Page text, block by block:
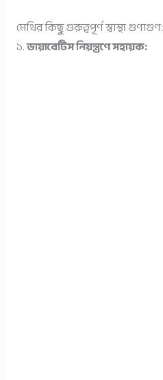
মেথির কিছু গুরুত্বপূর্ণ স্বাস্থ্য গুণাগুণ:
১.ডায়াবেটিস নিয়ন্ত্রণে সহায়ক: